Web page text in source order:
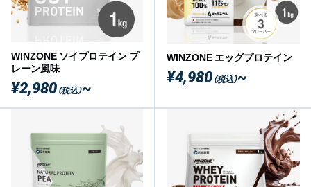
WINZONE ソイプロテイン プ
レーン風味
¥2,980（税込）~
WINZONE エッグプロテイン
¥4,980（税込）~